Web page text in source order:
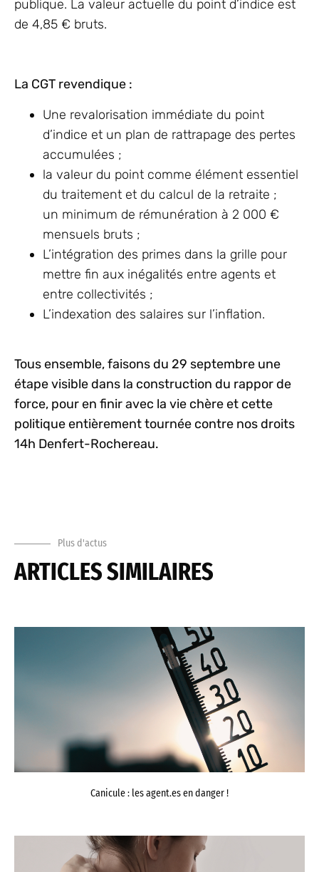
publique. La valeur actuelle du point d’indice est
de 4,85 € bruts.
La CGT revendique :
Une revalorisation immédiate du point
d’indice et un plan de rattrapage des pertes
accumulées ;
la valeur du point comme élément essentiel
du traitement et du calcul de la retraite ;
un minimum de rémunération à 2 000 €
mensuels bruts ;
L’intégration des primes dans la grille pour
mettre fin aux inégalités entre agents et
entre collectivités ;
L’indexation des salaires sur l’inflation.
Tous ensemble, faisons du 29 septembre une
étape visible dans la construction du rappor de
force, pour en finir avec la vie chère et cette
politique entièrement tournée contre nos droits
14h Denfert-Rochereau.
Plus d'actus
ARTICLES SIMILAIRES
Canicule : les agent.es en danger !